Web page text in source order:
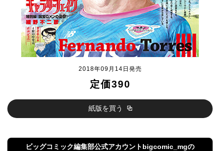
2018年09月14日発売
定価390
紙版を買う
ビッグコミック編集部公式アカウントbigcomic_mgの